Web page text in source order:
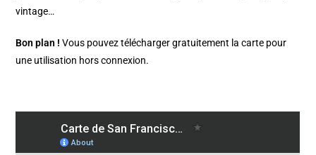
vintage…
Bon plan ! Vous pouvez télécharger gratuitement la carte pour
une utilisation hors connexion.